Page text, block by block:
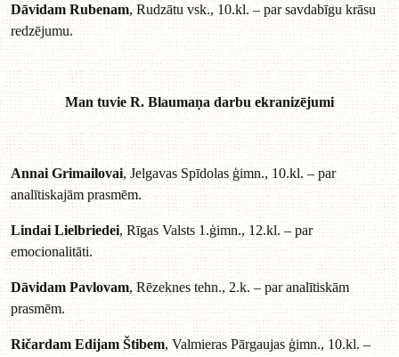
Dāvidam Rubenam, Rudzātu vsk., 10.kl. – par savdabīgu krāsu
redzējumu.
Man tuvie R. Blaumaņa darbu ekranizējumi
Annai Grimailovai, Jelgavas Spīdolas ģimn., 10.kl. – par
analītiskajām prasmēm.
Lindai Lielbriedei, Rīgas Valsts 1.ģimn., 12.kl. – par
emocionalitāti.
Dāvidam Pavlovam, Rēzeknes tehn., 2.k. – par analītiskām
prasmēm.
Ričardam Edijam Štibem, Valmieras Pārgaujas ģimn., 10.kl. –